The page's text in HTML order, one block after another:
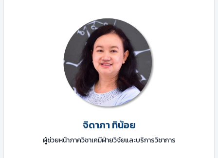
จิดาภา ทิน้อย
ผู้ช่วยหน้าภาควิชาเคมีฝ่ายวิจัยและบริการวิชาการ